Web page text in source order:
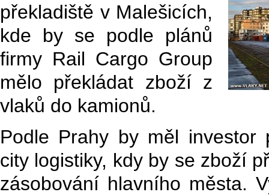
překladiště v Malešicích,
kde by se podle plánů
firmy Rail Cargo Group
mělo překládat zboží z
vlaků do kamionů.
Podle Prahy by měl investor
city logistiky, kdy by se zboží
zásobování hlavního města.